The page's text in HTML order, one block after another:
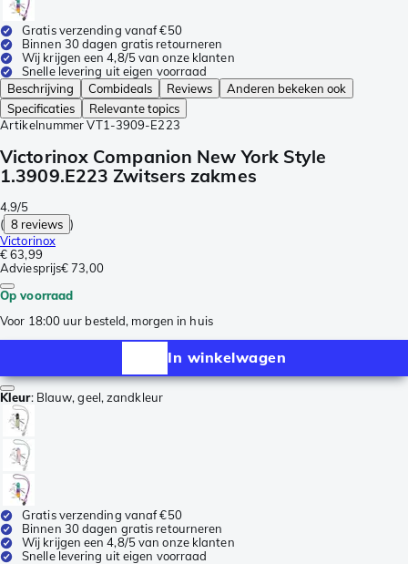
Gratis verzending vanaf €50
Binnen 30 dagen gratis retourneren
Wij krijgen een 4,8/5 van onze klanten
Snelle levering uit eigen voorraad
Beschrijving
Combideals Reviews
Anderen bekeken ook
Specificaties
Relevante topics
Artikelnummer VT1-3909-E223
Victorinox Companion New York Style
1.3909.E223 Zwitsers zakmes
4.9/5
( 8 reviews )
Victorinox
€ 63,99
Adviesprijs€ 73,00
Op voorraad
Voor 18:00 uur besteld, morgen in huis
In winkelwagen
Kleur: Blauw, geel, zandkleur
Gratis verzending vanaf €50
Binnen 30 dagen gratis retourneren
Wij krijgen een 4,8/5 van onze klanten
Snelle levering uit eigen voorraad